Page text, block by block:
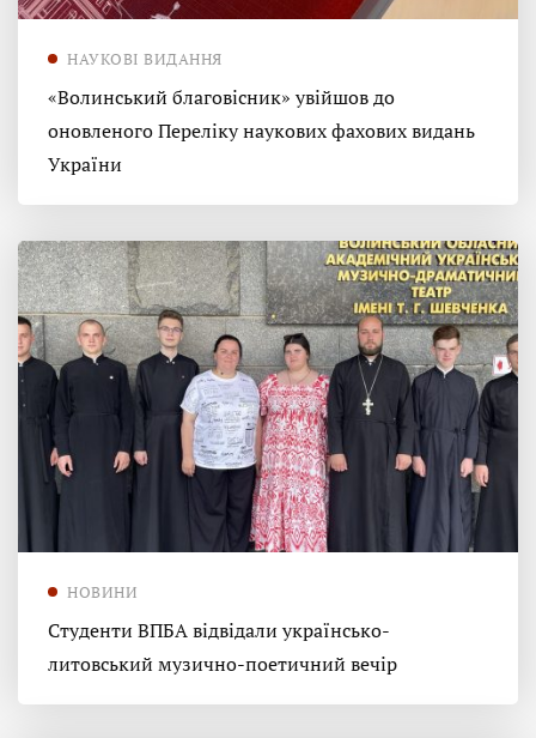
НАУКОВІ ВИДАННЯ
«Волинський благовісник» увійшов до
оновленого Переліку наукових фахових видань
України
НОВИНИ
Студенти ВПБА відвідали українсько-
литовський музично-поетичний вечір